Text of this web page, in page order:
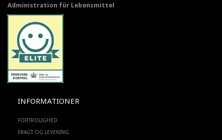
Administration für Lebensmittel
INFORMATIONER
FORTROLIGHED
FRAGT OG LEVERING